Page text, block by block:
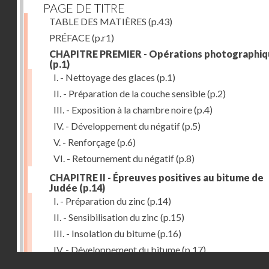
PAGE DE TITRE
TABLE DES MATIÈRES (p.43)
PRÉFACE(p.r1)
CHAPITRE PREMIER - Opérations
(p.1)
I. - Nettoyage des glaces (p.1)
II. - Préparation de la couche sensible(p.2)
III. - Exposition à la chambre noire(p.4)
IV. - Développement du négatif(p.5)
V. - Renforçage(p.6)
VI. - Retournement du négatif(p.8)
CHAPITRE II - Épreuves positives au bitume de
Judée (p.14)
I. - Préparation du zinc (p.14)
II. - Sensibilisation du zinc (p.15)
III. - Insolation du bitume(p.16)
IV. - Développement du bitume(p.17)